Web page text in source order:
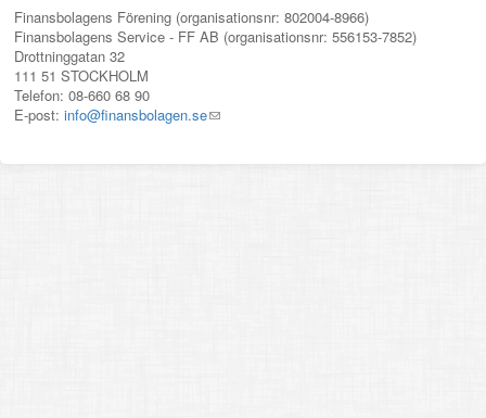
Finansbolagens Förening (organisationsnr: 802004-8966)
Finansbolagens Service - FF AB (organisationsnr: 556153-7852)
Drottninggatan 32
111 51 STOCKHOLM
Telefon: 08-660 68 90
E-post:info@finansbolagen.se(link